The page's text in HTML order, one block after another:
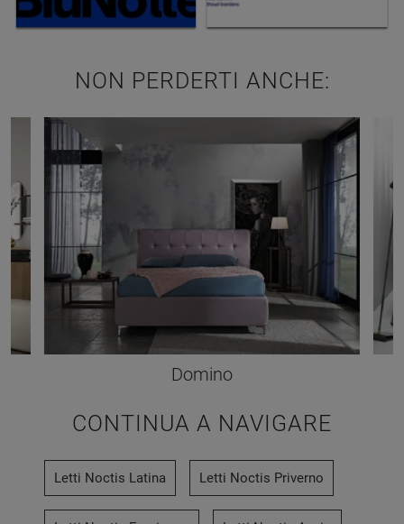
NON PERDERTI ANCHE:
Domino
CONTINUA A NAVIGARE
Letti Noctis Latina Letti Noctis Priverno